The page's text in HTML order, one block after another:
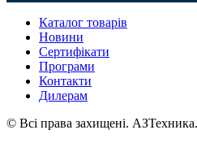
Каталог товарів
Новини
Сертифікати
Програми
Контакти
Дилерам
© Всі права захищені. АЗТехника.